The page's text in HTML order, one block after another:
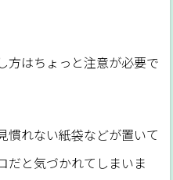
方はちょっと注意が必要で
慣れない紙袋などが置いて
だと気づかれてしまいま